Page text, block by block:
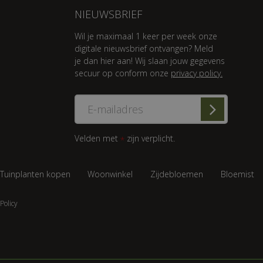
NIEUWSBRIEF
Wil je maximaal 1 keer per week onze
digitale nieuwsbrief ontvangen? Meld
je dan hier aan! Wij slaan jouw gegevens
secuur op conform onze privacy policy.
Velden met * zijn verplicht.
Tuinplanten kopen Woonwinkel Zijdebloemen Bloemist